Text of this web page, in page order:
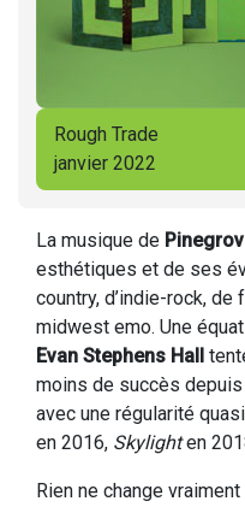
Rough Trade
janvier 2022
La musique de
esthétiques et de ses
country, d’indie-rock,
midwest emo. Une
Evan Stephens Hall
moins de succès depuis
avec une régularité
en 2016, Skylighten
Rien ne change